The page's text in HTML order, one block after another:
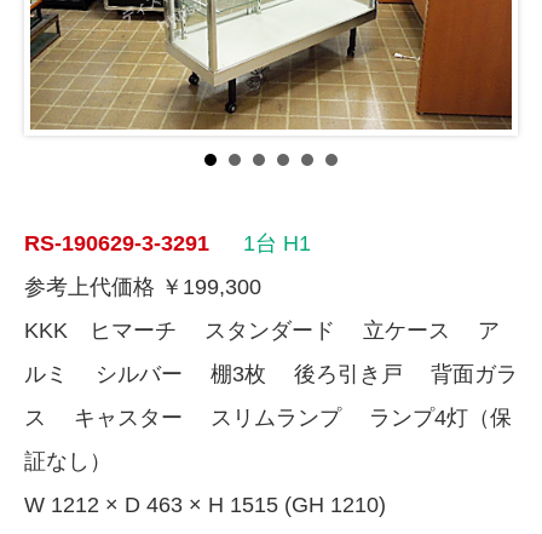
RS-190629-3-3291 1台 H1
参考上代価格 ￥199,300
KKK ヒマーチ スタンダード 立ケース ア
ルミ シルバー 棚3枚 後ろ引き戸 背面ガラ
ス キャスター スリムランプ ランプ4灯（保
証なし）
W 1212 × D 463 × H 1515 (GH 1210)